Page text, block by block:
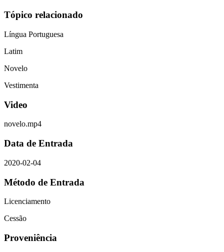
Tópico relacionado
Língua Portuguesa
Latim
Novelo
Vestimenta
Video
novelo.mp4
Data de Entrada
2020-02-04
Método de Entrada
Licenciamento
Cessão
Proveniência